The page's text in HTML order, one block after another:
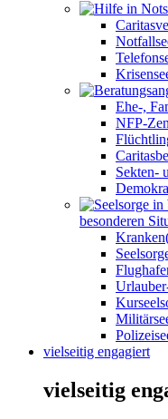
Ehe-,
NFP-
Sekten-
besonderen
vielseitig engagiert
vielseitig